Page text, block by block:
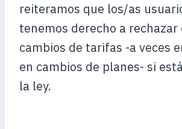
reiteramos que los/as
tenemos derecho a rechazar
cambios de tarifas -a veces
en cambios de planes- si
la ley.